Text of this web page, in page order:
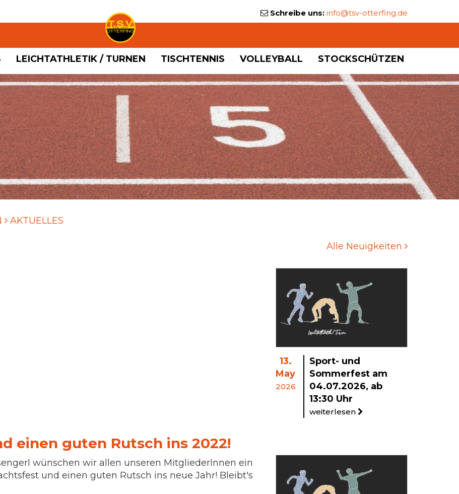
Schreibe uns: info@tsv-otterfing.de
LEICHTATHLETIK / TURNEN TISCHTENNIS VOLLEYBALL STOCKSCHÜTZEN
AKTUELLES
Alle Neuigkeiten
einen guten Rutsch ins 2022!
wünschen wir allen unseren MitgliederInnen ein
und einen guten Rutsch ins neue Jahr! Bleibt's
13.
May
2026
Sport- und
Sommerfest am
04.07.2026, ab
13:30 Uhr
weiterlesen